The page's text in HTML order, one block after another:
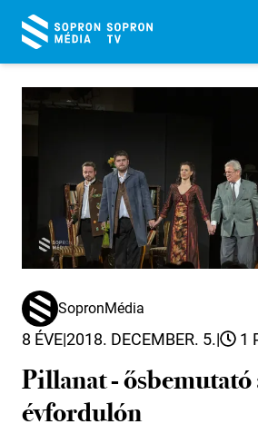
SopronMédia
8 ÉVE|2018. DECEMBER. 5.| 1
Pillanat - ősbemutató
évfordulón